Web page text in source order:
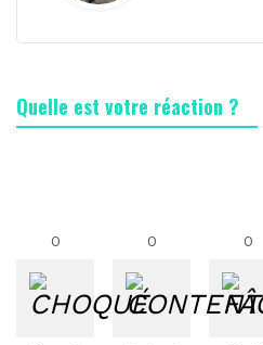
Quelle est votre réaction ?
0 0 0